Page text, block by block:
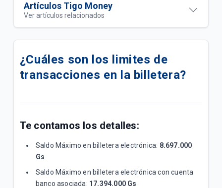
Artículos Tigo Money
Ver artículos relacionados
Descuento del 20% pagando con QR Tigo Money en
Terminos y Condiciones Reintegro Biggie Express
¿Qué es EMPE?
Promociones Tigo Money
transacciones en un punto Tigo Money?
¿Cuáles son los limites de
transacciones en la billetera?
Te contamos los detalles:
Saldo Máximo en billetera electrónica: 8.697.000
Gs
Saldo Máximo en billetera electrónica con cuenta
banco asociada: 17.394.000 Gs